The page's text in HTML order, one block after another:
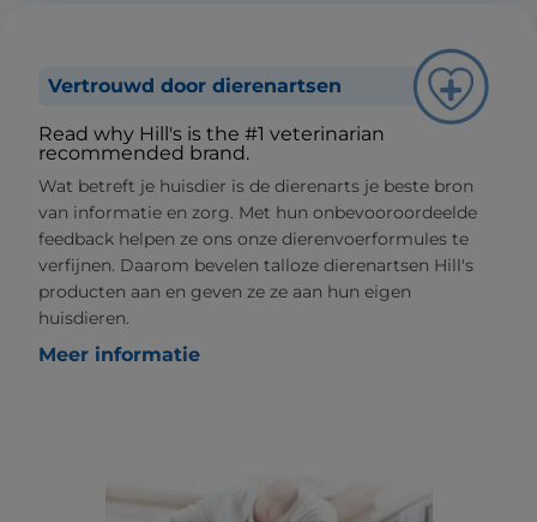
Vertrouwd door dierenartsen
Read why Hill's is the #1 veterinarian
recommended brand.
Wat betreft je huisdier is de dierenarts je beste bron
van informatie en zorg. Met hun onbevooroordeelde
feedback helpen ze ons onze dierenvoerformules te
verfijnen. Daarom bevelen talloze dierenartsen Hill's
producten aan en geven ze ze aan hun eigen
huisdieren.
Meer informatie